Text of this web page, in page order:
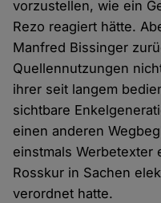
vorzustellen, wie ein
Rezo reagiert hätte.
Manfred Bissinger
Quellennutzungen
ihrer seit langem
sichtbare
einen anderen
einstmals Werbetexter
Rosskur in Sachen
verordnet hatte.
Cookies